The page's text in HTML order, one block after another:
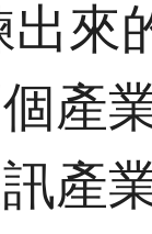
出來
個產
產